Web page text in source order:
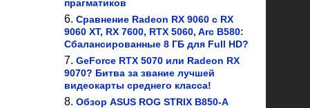
прагматиков
Сравнение Radeon RX 9060 с RX
9060 XT, RX 7600, RTX 5060, Arc B580:
Сбалансированные 8 ГБ для Full HD?
GeForce RTX 5070 или Radeon RX
9070? Битва за звание лучшей
видеокарты среднего класса!
Обзор ASUS ROG STRIX B850-A